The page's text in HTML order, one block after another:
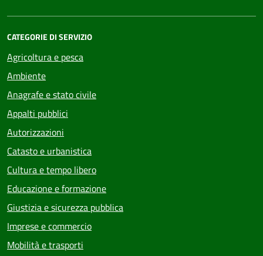
CATEGORIE DI SERVIZIO
Agricoltura e pesca
Ambiente
Anagrafe e stato civile
Appalti pubblici
Autorizzazioni
Catasto e urbanistica
Cultura e tempo libero
Educazione e formazione
Giustizia e sicurezza pubblica
Imprese e commercio
Mobilità e trasporti